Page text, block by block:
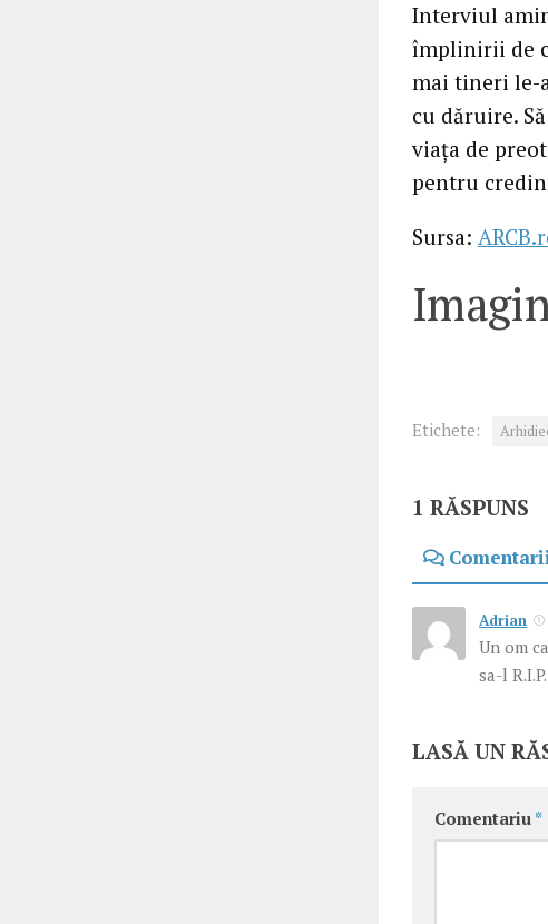
Interviul
împlinirii de
mai tineri le-
cu dăruire.
viaţa de
pentru
Sursa:
Etichete:
1 RĂSPUNS
Comentarii
Adrian
Un om
sa-l R.I.P.
LASĂ UN
Comentariu *